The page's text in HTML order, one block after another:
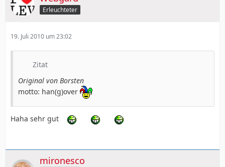
Erleuchteter
19. Juli 2010 um 23:02
Zitat
Original von Borsten
motto: han(g)over
Haha sehr gut
mironesco